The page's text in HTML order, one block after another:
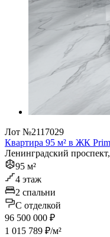
Лот №2117029
Квартира 95 м² в ЖК
Ленинградский
95 м²
4 этаж
2 спальни
C отделкой
96 500 000 ₽
1 015 789 ₽/м²